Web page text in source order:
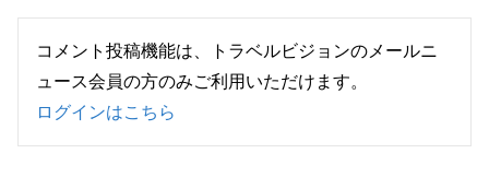
コメント投稿機能は、トラベルビジョンのメールニ
ュース会員の方のみご利用いただけます。
ログインはこちら